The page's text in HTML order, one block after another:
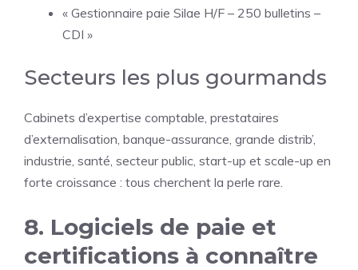
« Gestionnaire paie Silae H/F – 250 bulletins –
CDI »
Secteurs les plus gourmands
Cabinets d’expertise comptable, prestataires
d’externalisation, banque-assurance, grande distrib’,
industrie, santé, secteur public, start-up et scale-up en
forte croissance : tous cherchent la perle rare.
8. Logiciels de paie et
certifications à connaître